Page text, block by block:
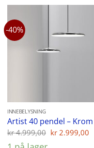
-40%
INNEBELYSNING
Artist 40 pendel – Krom
kr4.999,00 Opprinnelig
kr 2.999,00